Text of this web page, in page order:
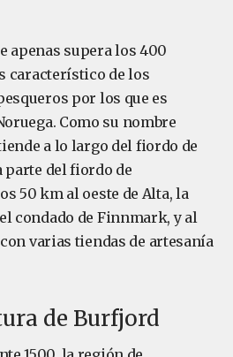
apenas supera los 400
característico de los
por los que es
Como su nombre
a lo largo del fiordo de
parte del fiordo de
50 km al oeste de Alta, la
condado de Finnmark, y al
varias tiendas de artesanía
de Burfjord